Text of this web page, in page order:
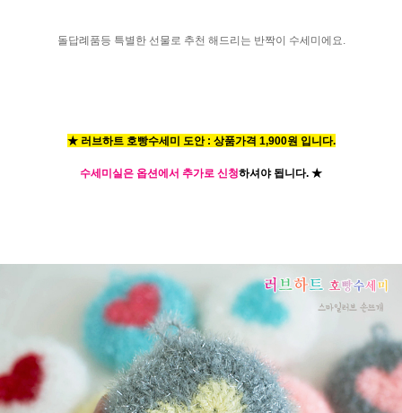
돌답례품등 특별한 선물로 추천 해드리는 반짝이 수세미에요.
★ 러브하트 호빵수세미 도안 : 상품가격 1,900원 입니다.
수세미실은 옵션에서 추가로 신청하셔야 됩니다. ★